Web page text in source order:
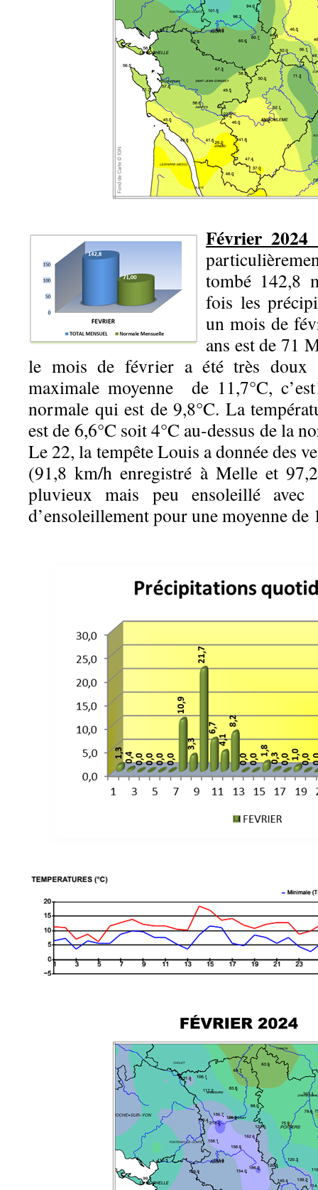
Février 2024
tombé 142,8
fois les
un mois de
ans est de 71
le mois de février a été très doux
maximale moyenne de 11,7°C,
normale qui est de 9,8°C. La
est de 6,6°C soit 4°C au-dessus de la
Le 22, la tempête Louis a donnée des
(91,8 km/h enregistré à Melle et
pluvieux mais peu ensoleillé avec
d’ensoleillement pour une moyenne de